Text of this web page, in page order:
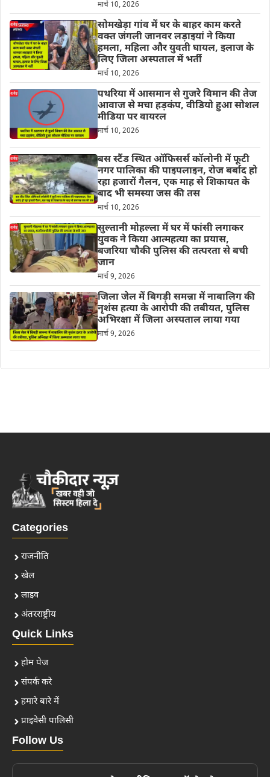
मार्च 10, 2026
सोमखेड़ा गांव में घर के बाहर काम करते
वक्त जंगली जानवर लड़ाइयां ने किया
हमला, महिला और युवती घायल, इलाज के
लिए जिला अस्पताल में भर्ती
मार्च 10, 2026
पथरिया में आसमान से गुजरे विमान की तेज
आवाज से मचा हड़कंप, वीडियो हुआ सोशल
मीडिया पर वायरल
मार्च 10, 2026
बस स्टैंड स्थित ऑफिसर्स कॉलोनी में फूटी
नगर पालिका की पाइपलाइन, रोज बर्बाद हो
रहा हजारों गैलन, एक माह से शिकायत के
बाद भी समस्या जस की तस
मार्च 10, 2026
सुल्तानी मोहल्ला में घर में फांसी लगाकर
युवक ने किया आत्महत्या का प्रयास,
बजरिया चौकी पुलिस की तत्परता से बची
जान
मार्च 9, 2026
जिला जेल में बिगड़ी समन्ना में नाबालिग की
नृशंस हत्या के आरोपी की तबीयत, पुलिस
अभिरक्षा में जिला अस्पताल लाया गया
मार्च 9, 2026
Categories
राजनीति
खेल
लाइव
अंतरराष्ट्रीय
Quick Links
होम पेज
संपर्क करे
हमारे बारे में
प्राइवेसी पालिसी
Follow Us